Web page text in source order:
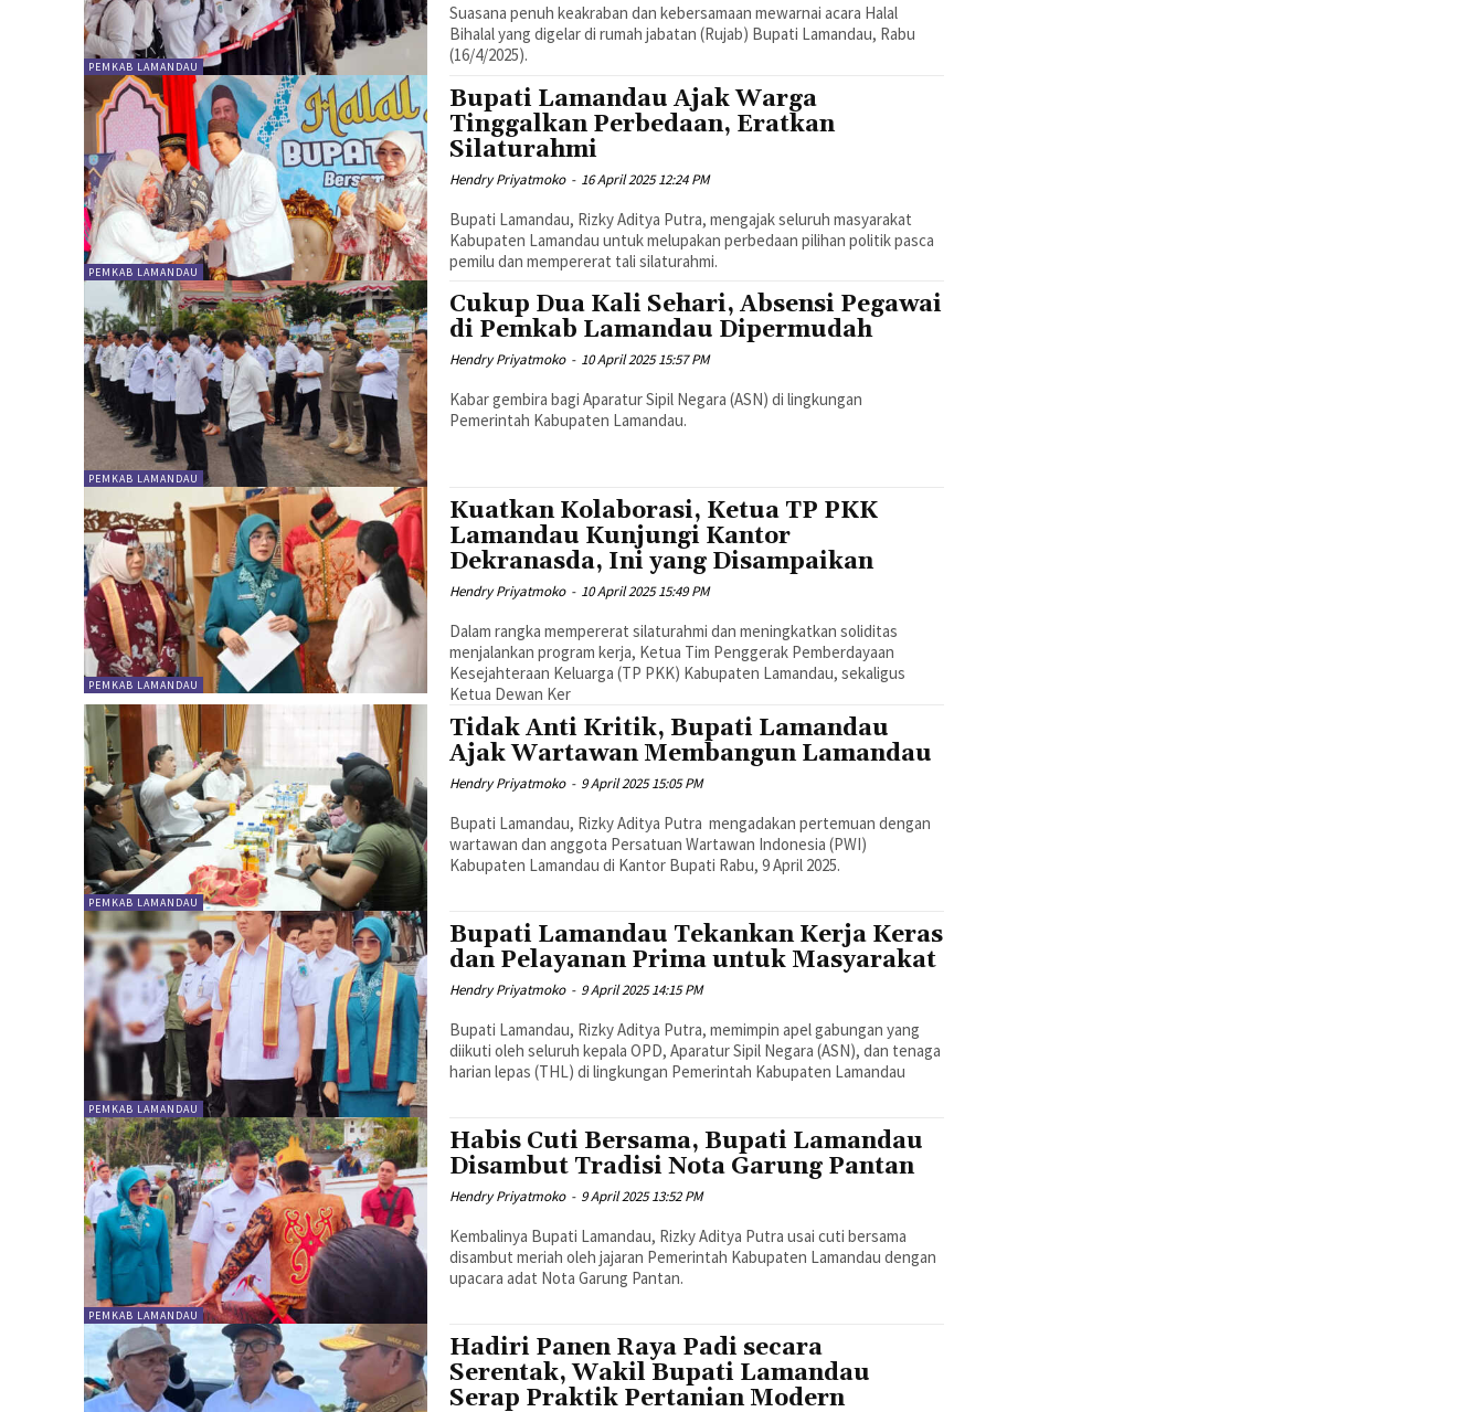
PEMKAB LAMANDAU
Suasana penuh keakraban dan kebersamaan mewarnai acara Halal
Bihalal yang digelar di rumah jabatan (Rujab) Bupati Lamandau, Rabu
(16/4/2025).
PEMKAB LAMANDAU
Bupati Lamandau Ajak Warga
Tinggalkan Perbedaan, Eratkan
Silaturahmi
Hendry Priyatmoko - 16 April 2025 12:24 PM
Bupati Lamandau, Rizky Aditya Putra, mengajak seluruh masyarakat
Kabupaten Lamandau untuk melupakan perbedaan pilihan politik pasca
pemilu dan mempererat tali silaturahmi.
PEMKAB LAMANDAU
Cukup Dua Kali Sehari, Absensi Pegawai
di Pemkab Lamandau Dipermudah
Hendry Priyatmoko - 10 April 2025 15:57 PM
Kabar gembira bagi Aparatur Sipil Negara (ASN) di lingkungan
Pemerintah Kabupaten Lamandau.
PEMKAB LAMANDAU
Kuatkan Kolaborasi, Ketua TP PKK
Lamandau Kunjungi Kantor
Dekranasda, Ini yang Disampaikan
Hendry Priyatmoko - 10 April 2025 15:49 PM
Dalam rangka mempererat silaturahmi dan meningkatkan soliditas
menjalankan program kerja, Ketua Tim Penggerak Pemberdayaan
Kesejahteraan Keluarga (TP PKK) Kabupaten Lamandau, sekaligus
Ketua Dewan Ker
PEMKAB LAMANDAU
Tidak Anti Kritik, Bupati Lamandau
Ajak Wartawan Membangun Lamandau
Hendry Priyatmoko - 9 April 2025 15:05 PM
Bupati Lamandau, Rizky Aditya Putra mengadakan pertemuan dengan
wartawan dan anggota Persatuan Wartawan Indonesia (PWI)
Kabupaten Lamandau di Kantor Bupati Rabu, 9 April 2025.
PEMKAB LAMANDAU
Bupati Lamandau Tekankan Kerja Keras
dan Pelayanan Prima untuk Masyarakat
Hendry Priyatmoko - 9 April 2025 14:15 PM
Bupati Lamandau, Rizky Aditya Putra, memimpin apel gabungan yang
diikuti oleh seluruh kepala OPD, Aparatur Sipil Negara (ASN), dan tenaga
harian lepas (THL) di lingkungan Pemerintah Kabupaten Lamandau
PEMKAB LAMANDAU
Habis Cuti Bersama, Bupati Lamandau
Disambut Tradisi Nota Garung Pantan
Hendry Priyatmoko - 9 April 2025 13:52 PM
Kembalinya Bupati Lamandau, Rizky Aditya Putra usai cuti bersama
disambut meriah oleh jajaran Pemerintah Kabupaten Lamandau dengan
upacara adat Nota Garung Pantan.
Hadiri Panen Raya Padi secara
Serentak, Wakil Bupati Lamandau
Serap Praktik Pertanian Modern